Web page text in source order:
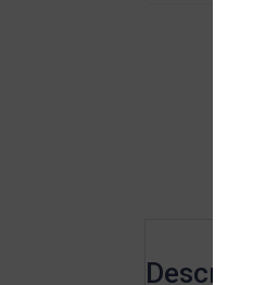
Description